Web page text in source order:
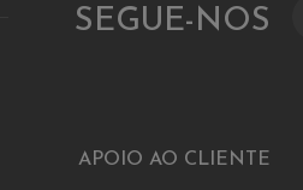
SEGUE-NOS
APOIO AO CLIENTE